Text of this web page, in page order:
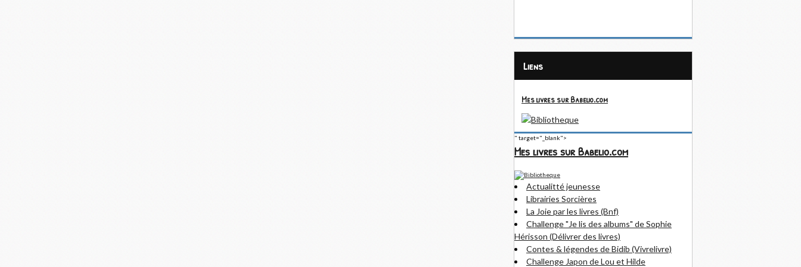
Liens
Mes livres sur Babelio.com
" target="_blank">
Mes livres sur Babelio.com
Actualitté jeunesse
Librairies Sorcières
La Joie par les livres (Bnf)
Challenge "Je lis des albums" de Sophie
Hérisson (Délivrer des livres)
Contes & légendes de Bidib (Vivrelivre)
Challenge Japon de Lou et Hilde